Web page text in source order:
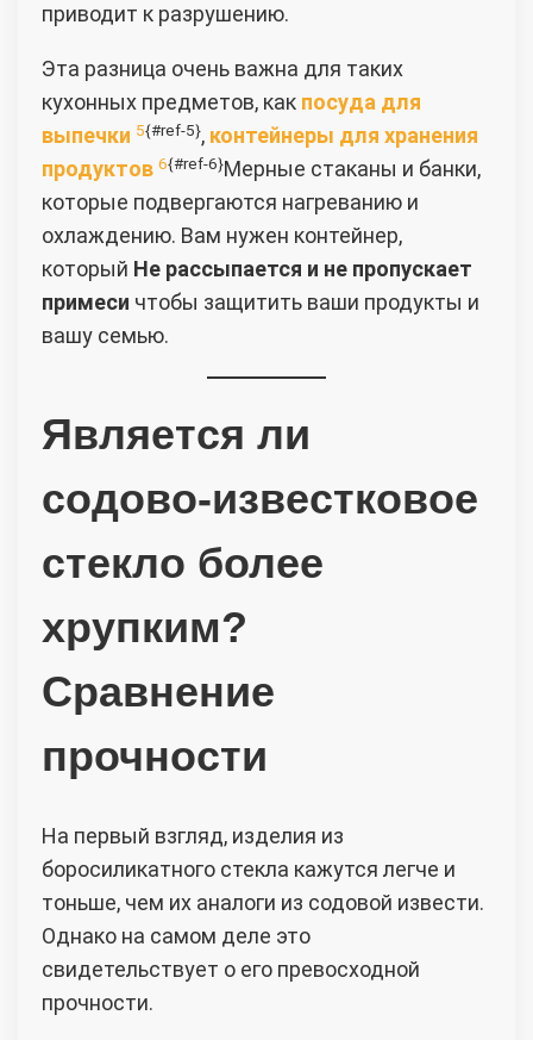
приводит к разрушению.
Эта разница очень важна для таких
кухонных предметов, как посуда для
выпечки 5{#ref-5}, контейнеры для хранения
продуктов 6{#ref-6}Мерные стаканы и банки,
которые подвергаются нагреванию и
охлаждению. Вам нужен контейнер,
который Не рассыпается и не пропускает
примеси чтобы защитить ваши продукты и
вашу семью.
Является ли
содово-известковое
стекло более
хрупким?
Сравнение
прочности
На первый взгляд, изделия из
боросиликатного стекла кажутся легче и
тоньше, чем их аналоги из содовой извести.
Однако на самом деле это
свидетельствует о его превосходной
прочности.